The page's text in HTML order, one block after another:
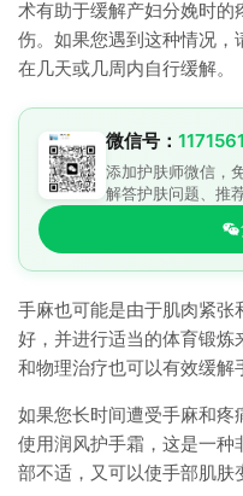
术有助于缓解产妇分娩时的
伤。如果您遇到这种情况，
在几天或几周内自行缓解。
微信号：
添加护肤师微信，
解答护肤问题、推
手麻也可能是由于肌肉紧张
好，并进行适当的体育锻炼
和物理治疗也可以有效缓解
如果您长时间遭受手麻和疼
使用润风护手霜，这是一种
部不适，又可以使手部肌肤